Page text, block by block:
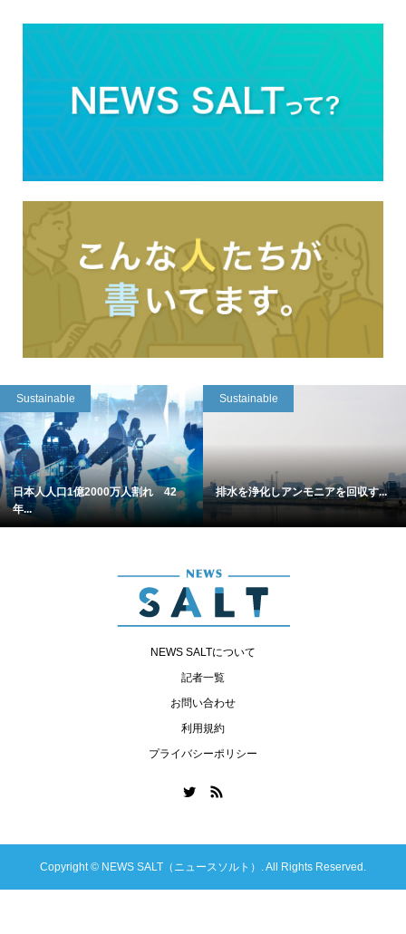
Sustainable
日本人人口1億2000万人割れ 42
年...
Sustainable
排水を浄化しアンモニアを回収す...
NEWS SALTについて
記者一覧
お問い合わせ
利用規約
プライバシーポリシー
Copyright © NEWS SALT（ニュースソルト）. All Rights Reserved.